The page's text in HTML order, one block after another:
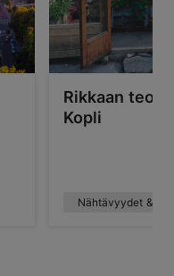
Rikkaan
Kopli
Nähtävyydet &